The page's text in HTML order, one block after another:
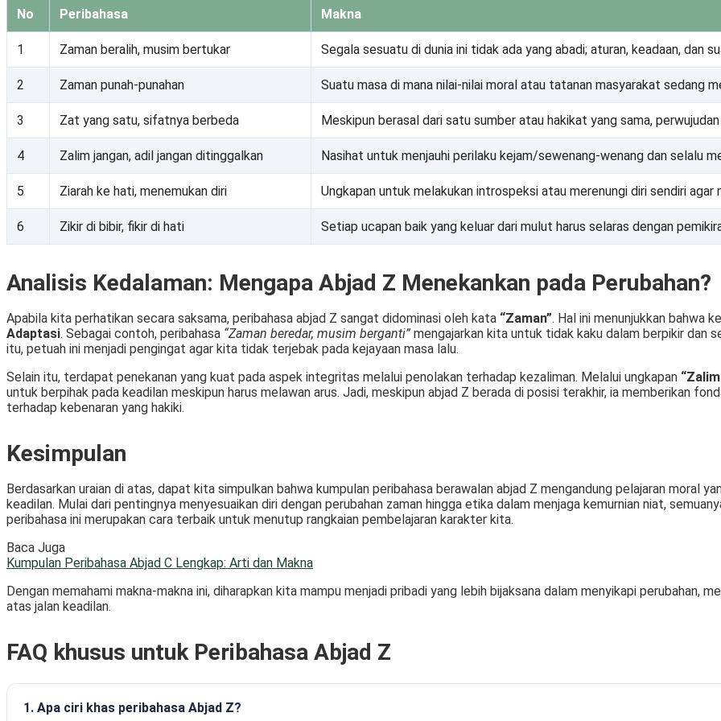
No Peribahasa Makna
1 Zaman beralih, musim bertukar Segala sesuatu di dunia ini tidak ada yang abadi; aturan, keadaan, dan
2 Zaman punah-punahan Suatu masa di mana nilai-nilai moral atau tatanan masyarakat sedang
3 Zat yang satu, sifatnya berbeda Meskipun berasal dari satu sumber atau hakikat yang sama,
4 Zalim jangan, adil jangan ditinggalkan Nasihat untuk menjauhi perilaku kejam/sewenang-wenang dan selalu
5 Ziarah ke hati, menemukan diri Ungkapan untuk melakukan introspeksi atau merenungi diri sendiri agar
6 Zikir di bibir, fikir di hati Setiap ucapan baik yang keluar dari mulut harus selaras dengan
Analisis Kedalaman: Mengapa Abjad Z Menekankan pada Perubahan?
Apabila kita perhatikan secara saksama, peribahasa abjad Z sangat didominasi oleh kata “Zaman”. Hal ini menunjukkan bahwa
Adaptasi. Sebagai contoh, peribahasa “Zaman beredar, musim berganti” mengajarkan kita untuk tidak kaku dalam berpikir dan
itu, petuah ini menjadi pengingat agar kita tidak terjebak pada kejayaan masa lalu.
Selain itu, terdapat penekanan yang kuat pada aspek integritas melalui penolakan terhadap kezaliman. Melalui ungkapan
untuk berpihak pada keadilan meskipun harus melawan arus. Jadi, meskipun abjad Z berada di posisi terakhir, ia memberikan
terhadap kebenaran yang hakiki.
Kesimpulan
Berdasarkan uraian di atas, dapat kita simpulkan bahwa kumpulan peribahasa berawalan abjad Z mengandung pelajaran moral
keadilan. Mulai dari pentingnya menyesuaikan diri dengan perubahan zaman hingga etika dalam menjaga kemurnian niat,
peribahasa ini merupakan cara terbaik untuk menutup rangkaian pembelajaran karakter kita.
Baca Juga
Kumpulan Peribahasa Abjad C Lengkap: Arti dan Makna
Dengan memahami makna-makna ini, diharapkan kita mampu menjadi pribadi yang lebih bijaksana dalam menyikapi perubahan,
atas jalan keadilan.
FAQ khusus untuk Peribahasa Abjad Z
1. Apa ciri khas peribahasa Abjad Z?